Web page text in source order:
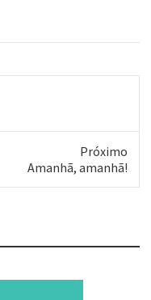
Próximo
Amanhã, amanhã!